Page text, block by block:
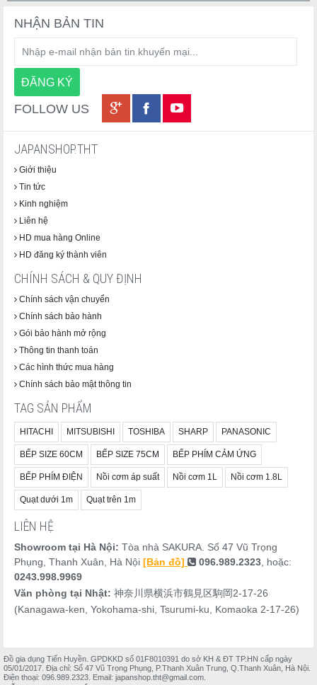
🤎 Nâu – Tự nhiên và ấm áp
"Màu nâu tự nhiên, ấm áp và thời trang"
🖤 Đen – Sang trọng và đa năng
"Màu đen sang trọng, mạnh mẽ và đa năng"
NHẬN BẢN TIN
FOLLOW US
JAPANSHOP.THT
Giới thiệu
Tin tức
Kinh nghiệm
Liên hệ
HD mua hàng Online
HD đăng ký thành viên
CHÍNH SÁCH & QUY ĐỊNH
Chính sách vận chuyển
Chính sách bảo hành
Gói bảo hành mở rộng
Thông tin thanh toán
Các hình thức mua hàng
Chính sách bảo mật thông tin
TAG SẢN PHẨM
HITACHI MITSUBISHI TOSHIBA SHARP PANASONIC
BẾP SIZE 60CM BẾP SIZE 75CM BẾP PHÍM CẢM ỨNG
BẾP PHÍM ĐIỆN Nồi cơm áp suất Nồi cơm 1L Nồi cơm 1.8L
Quạt dưới 1m Quạt trên 1m
LIÊN HỆ
Showroom tại Hà Nội: Tòa nhà SAKURA. Số 47 Vũ Trọng
Phụng, Thanh Xuân, Hà Nội [Bản đồ] 096.989.2323 , hoặc:
0243.998.9969
Văn phòng tại Nhật: 神奈川県横浜市鶴見区駒岡2-17-26
(Kanagawa-ken, Yokohama-shi, Tsurumi-ku, Komaoka 2-17-26)
Đồ gia dụng Tiến Huyền. GPDKKD số 01F8010391 do sở KH & ĐT TP.HN cấp ngày
05/01/2017. Địa chỉ: Số 47 Vũ Trọng Phụng, P.Thanh Xuân Trung, Q.Thanh Xuân, Hà Nội.
Điện thoại: 096.989.2323. Email: japanshop.tht@gmail.com.